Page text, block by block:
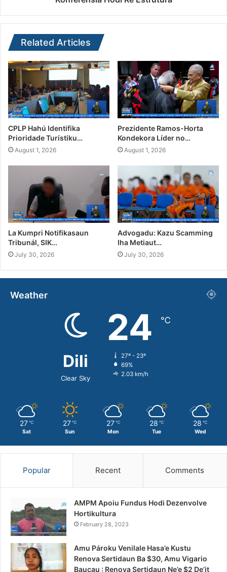
Related Articles
CPLP Hahú Identifika
Prioridade Turístiku…
August 1, 2026
Prezidente Ramos-Horta
Kondekora Líder no…
August 1, 2026
La Kumpri Notifikasaun
Tribunál, SIK…
July 30, 2026
Advogadu: Kazu Scamming
Iha Metiaut…
July 30, 2026
Weather
Dili
Clear Sky
24 ℃
27º - 23º
69%
2.03 km/h
27 ℃
Sat
27 ℃
Sun
27 ℃
Mon
28 ℃
Tue
28 ℃
Wed
Popular Recent Comments
AMPM Apoiu Fundus Hodi Dezenvolve
Hortikultura
February 28, 2023
Amu Pároku Venilale Hasa’e Kustu
Renova Sertidaun Ba $30, Amu Vigario
Baucau : Renova Sertidaun Ne’e $2 De’it